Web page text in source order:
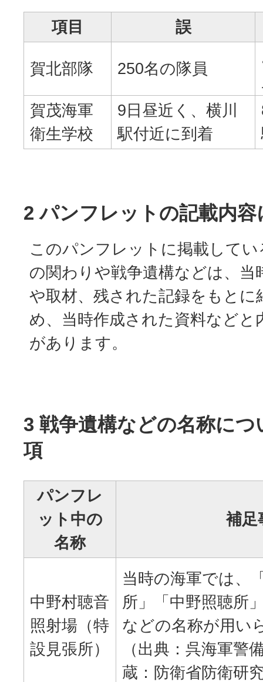
項目 誤
賀北部隊 250名の隊員
賀茂海軍
衛生学校
9日昼近く、横川
駅付近に到着
2 パンフレットの記載内
このパンフレットに掲載して
の関わりや戦争遺構などは、当
や取材、残された記録をもとに
め、当時作成された資料などと
があります。
3 戦争遺構などの名称につ
項
パンフレ
ット中の
名称
補足
中野村聴音
照射場（特
設見張所）
当時の海軍では、
所」「中野照聴所
などの名称が用い
（出典：呉海軍警
蔵：防衛省防衛研